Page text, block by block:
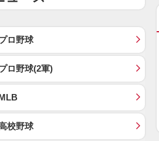
ロ野球
ロ野球(2軍)
校野球